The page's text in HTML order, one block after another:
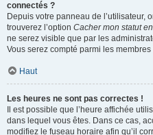
connectés ?
Depuis votre panneau de l’utilisateur,
trouverez l’option Cacher mon statut
ne serez visible que par les
Vous serez compté parmi les
Haut
Les heures ne sont pas correctes !
Il est possible que l’heure affichée
dans lequel vous êtes. Dans ce cas,
modifiez le fuseau horaire afin qu’il